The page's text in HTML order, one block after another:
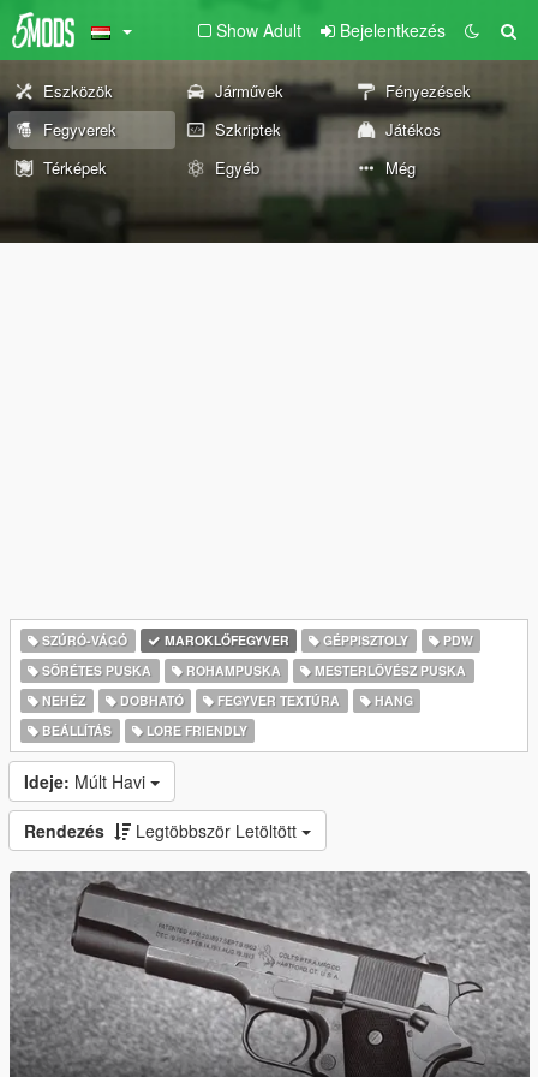
Show Adult Bejelentkezés
Eszközök Járművek
Fényezések
Fegyverek
Szkriptek
Játékos
Térképek
Egyéb Még
SZÚRÓ-VÁGÓ MAROKLŐFEGYVER GÉPPISZTOLY
PDW
SÖRÉTES PUSKA
ROHAMPUSKA
MESTERLÖVÉSZ PUSKA
NEHÉZ
DOBHATÓ FEGYVER TEXTÚRA
HANG
BEÁLLÍTÁS
LORE FRIENDLY
Ideje: Múlt Havi
Rendezés Legtöbbször Letöltött